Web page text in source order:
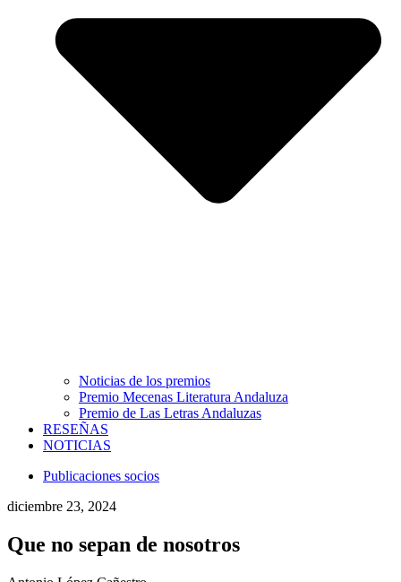
Noticias de los premios
Premio Mecenas Literatura Andaluza
Premio de Las Letras Andaluzas
RESEÑAS
NOTICIAS
Publicaciones socios
diciembre 23, 2024
Que no sepan de nosotros